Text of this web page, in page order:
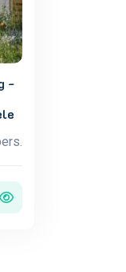
-